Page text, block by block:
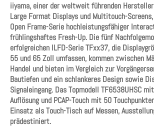
iiyama, einer der weltweit führenden
Large Format Displays und Multitouch-
Open Frame-Serie hochleistungsfähiger
frühlingshaftes Fresh-Up. Die fünf
erfolgreichen ILFD-Serie TFxx37, die
55 und 65 Zoll umfassen, kommen zwischen
Handel und bieten im Vergleich zur
Bautiefen und ein schlankeres Design sowie
Signaleingang. Das Topmodell TF6538UHSC
Auflösung und PCAP-Touch mit 50
Einsatz als Touch-Tisch auf Messen,
prädestiniert.